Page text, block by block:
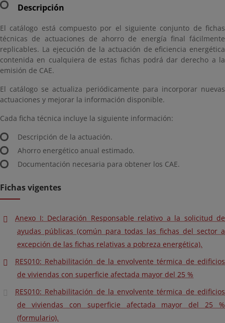
Descripción
El catálogo está compuesto por el siguiente conjunto de fichas
técnicas de actuaciones de ahorro de energía final fácilmente
replicables. La ejecución de la actuación de eficiencia energética
contenida en cualquiera de estas fichas podrá dar derecho a la
emisión de CAE.
El catálogo se actualiza periódicamente para incorporar nuevas
actuaciones y mejorar la información disponible.
Cada ficha técnica incluye la siguiente información:
Descripción de la actuación.
Ahorro energético anual estimado.
Documentación necesaria para obtener los CAE.
Fichas vigentes
Anexo I: Declaración Responsable relativo a la solicitud de
ayudas públicas (común para todas las fichas del sector a
excepción de las fichas relativas a pobreza energética).
RES010: Rehabilitación de la envolvente térmica de edificios
de viviendas con superficie afectada mayor del 25 %
RES010: Rehabilitación de la envolvente térmica de edificios
de viviendas con superficie afectada mayor del 25 %
(formulario).